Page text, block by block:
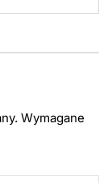
Wymagane